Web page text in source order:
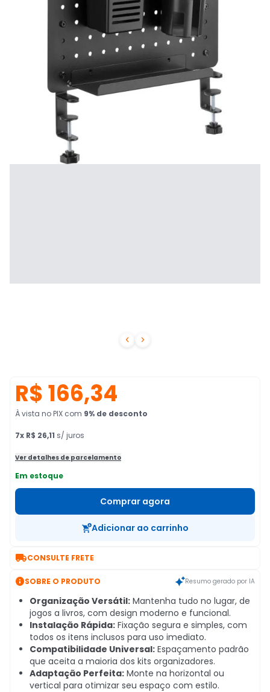
 
R$ 166,34
À vista no PIX com 9% de desconto
7x R$ 26,11 s/ juros
Ver detalhes de parcelamento
Em estoque
Comprar agora
Adicionar ao carrinho
CONSULTE FRETE
SOBRE O PRODUTO Resumo gerado por IA
Organização Versátil: Mantenha tudo no lugar, de
jogos a livros, com design moderno e funcional.
Instalação Rápida: Fixação segura e simples, com
todos os itens inclusos para uso imediato.
Compatibilidade Universal: Espaçamento padrão
que aceita a maioria dos kits organizadores.
Adaptação Perfeita: Monte na horizontal ou
vertical para otimizar seu espaço com estilo.